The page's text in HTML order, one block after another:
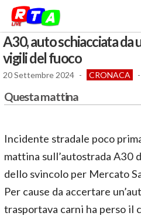
A30, auto schiacciata da
vigili del fuoco
20 Settembre 2024 - CRONACA -
Questa mattina
Incidente stradale poco
mattina sull’autostrada A30
dello svincolo per Mercato
Per cause da accertare
trasportava carni ha perso il